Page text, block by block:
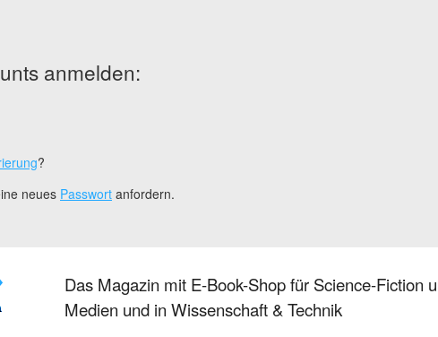
anmelden:
?
neues Passwort anfordern.
Das Magazin mit E-Book-Shop für Science-Fiction
Medien und in Wissenschaft & Technik